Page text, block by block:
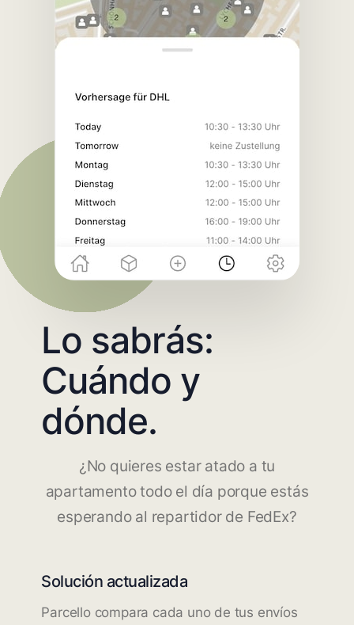
Lo sabrás:
Cuándo y
dónde.
¿No quieres estar atado a tu
apartamento todo el día porque estás
esperando al repartidor de FedEx?
Solución actualizada
Parcello compara cada uno de tus envíos